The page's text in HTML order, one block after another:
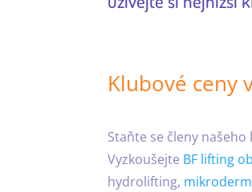
Klubové ceny
Staňte se členy
Vyzkoušejte BF lifting
hydrolifting,